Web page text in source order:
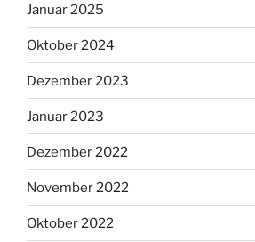
Januar 2025
Oktober 2024
Dezember 2023
Januar 2023
Dezember 2022
November 2022
Oktober 2022